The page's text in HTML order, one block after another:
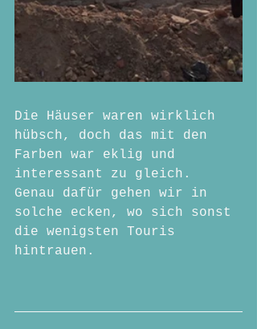
Die Häuser waren wirklich
hübsch, doch das mit den
Farben war eklig und
interessant zu gleich.
Genau dafür gehen wir in
solche ecken, wo sich sonst
die wenigsten Touris
hintrauen.